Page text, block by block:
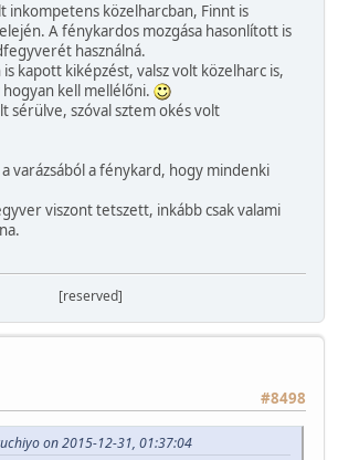
inkompetens közelharcban, Finnt is
A fénykardos mozgása hasonlított is
használná.
kapott kiképzést, valsz volt közelharc is,
hogyan kell mellélőni.
sérülve, szóval sztem okés volt
varázsából a fénykard, hogy mindenki
viszont tetszett, inkább csak valami
[reserved]
#8498
on 2015-12-31, 01:37:04